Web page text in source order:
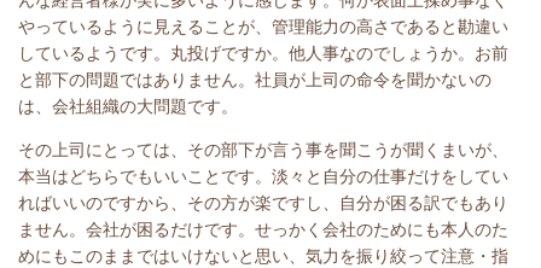
やっているように見えることが、管理能力の高さであると勘違い
しているようです。丸投げですか。他人事なのでしょうか。お前
と部下の問題ではありません。社員が上司の命令を聞かないの
は、会社組織の大問題です。
その上司にとっては、その部下が言う事を聞こうが聞くまいが、
本当はどちらでもいいことです。淡々と自分の仕事だけをしてい
ればいいのですから、その方が楽ですし、自分が困る訳でもあり
ません。会社が困るだけです。せっかく会社のためにも本人のた
めにもこのままではいけないと思い、気力を振り絞って注意・指